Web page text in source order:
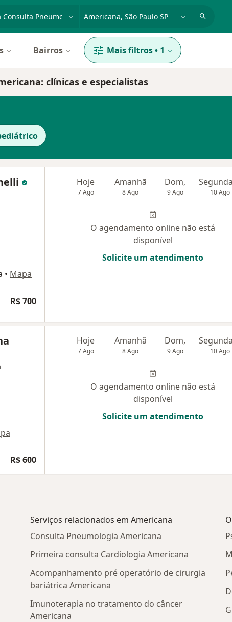
Bairros Mais filtros• 1
clínicas e especialistas
• Mapa
R$ 700
Hoje
7 Ago
Amanhã
8 Ago
Dom,
9 Ago 10 Ago
O agendamento online não está
disponível
Solicite um atendimento
R$ 600
Hoje
7 Ago
Amanhã
8 Ago
Dom,
9 Ago 10 Ago
O agendamento online não está
disponível
Solicite um atendimento
Serviços relacionados em Americana
Consulta Pneumologia Americana
Primeira consulta Cardiologia Americana
Acompanhamento pré operatório de cirurgia
bariátrica Americana
Imunoterapia no tratamento do câncer
Americana